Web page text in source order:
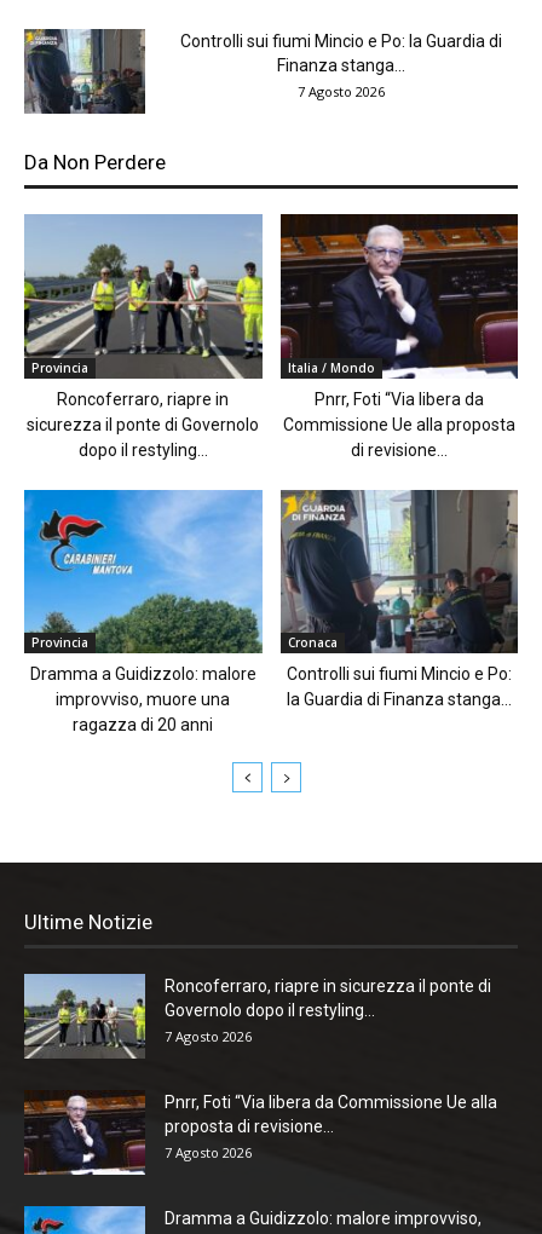
Controlli sui fiumi Mincio e Po: la Guardia di
Finanza stanga...
7 Agosto 2026
Da Non Perdere
Provincia
Roncoferraro, riapre in
sicurezza il ponte di Governolo
dopo il restyling...
Italia / Mondo
Pnrr, Foti “Via libera da
Commissione Ue alla proposta
di revisione...
Provincia
Dramma a Guidizzolo: malore
improvviso, muore una
ragazza di 20 anni
Cronaca
Controlli sui fiumi Mincio e Po:
la Guardia di Finanza stanga...
Ultime Notizie
Roncoferraro, riapre in sicurezza il ponte di
Governolo dopo il restyling...
7 Agosto 2026
Pnrr, Foti “Via libera da Commissione Ue alla
proposta di revisione...
7 Agosto 2026
Dramma a Guidizzolo: malore improvviso,